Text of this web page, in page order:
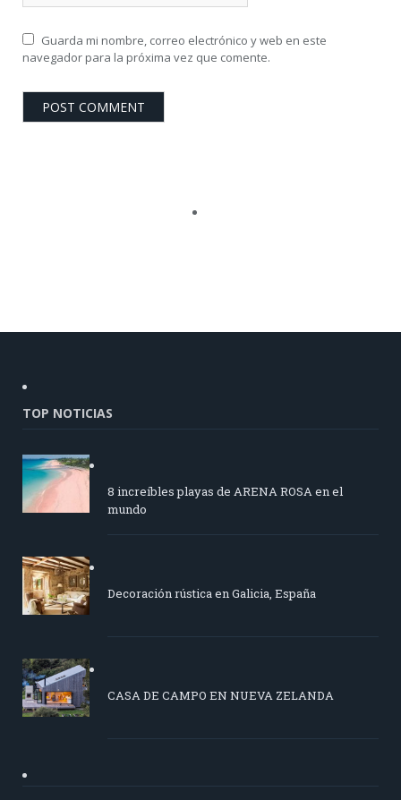
Guarda mi nombre, correo electrónico y web en este
navegador para la próxima vez que comente.
TOP NOTICIAS
8 increíbles playas de ARENA ROSA en el
mundo
Decoración rústica en Galicia, España
CASA DE CAMPO EN NUEVA ZELANDA